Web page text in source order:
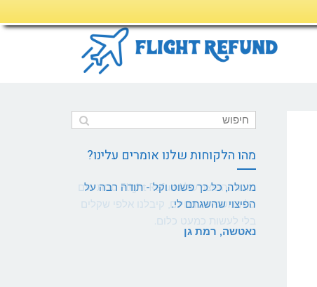
מהו הלקוחות שלנו אומרים עלינו?
מעולה, כל כך פשוט וקל - תודה רבה על
הפיצוי שהשגתם לי.
נאטשה, רמת גן